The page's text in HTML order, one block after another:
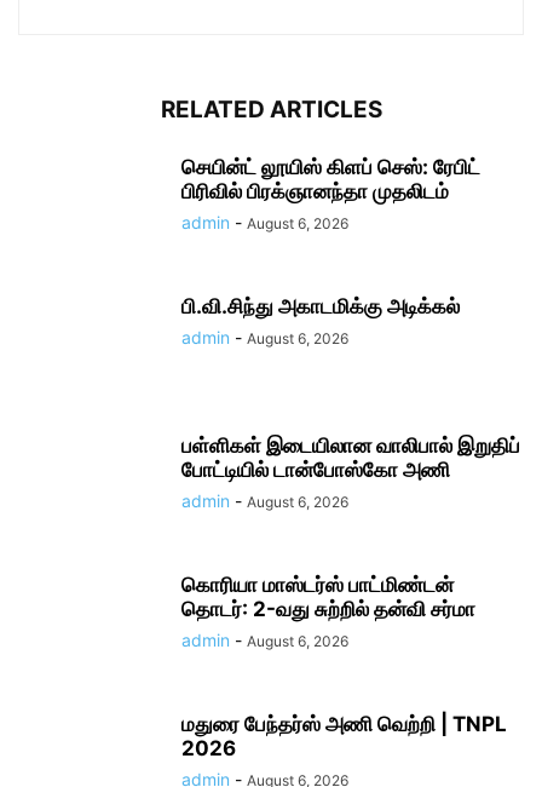
RELATED ARTICLES
செயின்ட் லூயிஸ் கிளப் செஸ்: ரேபிட்
பிரிவில் பிரக்ஞானந்தா முதலிடம்
admin - August 6, 2026
பி.வி.சிந்து அகாடமிக்கு அடிக்கல்
admin - August 6, 2026
பள்ளிகள் இடையிலான வாலிபால் இறுதிப்
போட்டியில் டான்போஸ்கோ அணி
admin - August 6, 2026
கொரியா மாஸ்டர்ஸ் பாட்மிண்டன்
தொடர்: 2-வது சுற்றில் தன்வி சர்மா
admin - August 6, 2026
மதுரை பேந்தர்ஸ் அணி வெற்றி | TNPL
2026
admin - August 6, 2026